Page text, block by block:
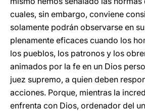
cuales, sin embargo, conviene
solamente podrán observarse en
plenamente eficaces cuando los
los pueblos, los patronos y los
animados por la fe en un Dios
juez supremo, a quien deben
acciones. Porque, mientras la
enfrenta con Dios, ordenador del